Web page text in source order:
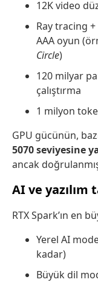
12K video
Ray tracing +
AAA oyun
Circle)
120 milyar
çalıştırma
1 milyon
GPU gücünün,
5070 seviyesine
ancak
AI ve yazılım
RTX Spark’ın en
Yerel AI
kadar)
Büyük dil